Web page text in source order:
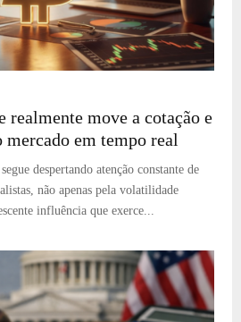
realmente move a cotação e
em tempo real
despertando atenção constante de
não apenas pela volatilidade
influência que exerce...